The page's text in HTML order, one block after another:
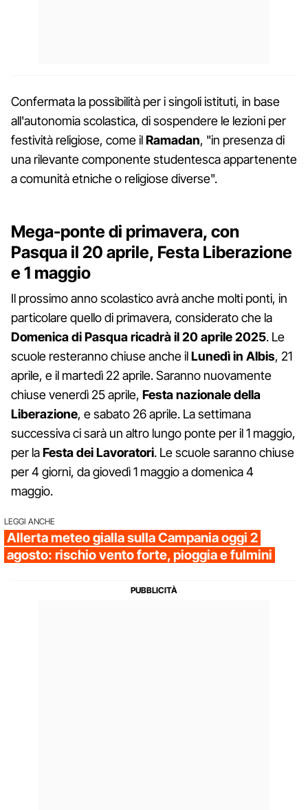
Confermata la possibilità per i singoli istituti, in base
all'autonomia scolastica, di sospendere le lezioni per
festività religiose, come ilRamadan, "in presenza di
una rilevante componente studentesca appartenente
a comunità etniche o religiose diverse".
Mega-ponte di primavera, con
Pasqua il 20 aprile, Festa Liberazione
e 1 maggio
Il prossimo anno scolastico avrà anche molti ponti, in
particolare quello di primavera, considerato che la
Domenica di Pasqua ricadrà il 20 aprile 2025. Le
scuole resteranno chiuse anche ilLunedì in Albis, 21
aprile, e il martedì 22 aprile. Saranno nuovamente
chiuse venerdì 25 aprile, Festa nazionale della
Liberazione, e sabato 26 aprile. La settimana
successiva ci sarà un altro lungo ponte per il 1 maggio,
per laFesta dei Lavoratori. Le scuole saranno chiuse
per 4 giorni, da giovedì 1 maggio a domenica 4
maggio.
LEGGI ANCHE
Allerta meteo gialla sulla Campania oggi 2
agosto: rischio vento forte, pioggia e fulmini